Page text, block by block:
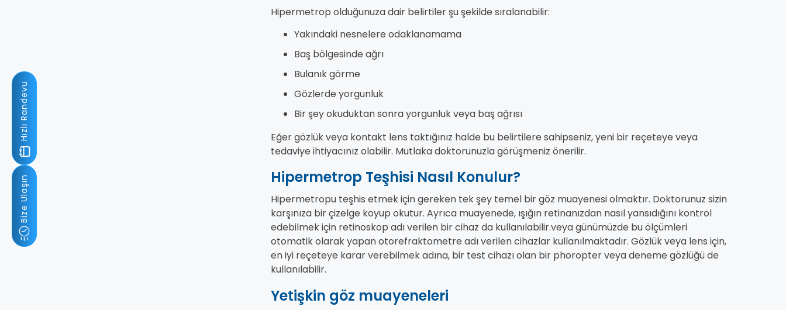
Hipermetrop olduğunuza dair belirtiler şu şekilde sıralanabilir:
Yakındaki nesnelere odaklanamama
Baş bölgesinde ağrı
Bulanık görme
Gözlerde yorgunluk
Bir şey okuduktan sonra yorgunluk veya baş ağrısı
Eğer gözlük veya kontakt lens taktığınız halde bu belirtilere sahipseniz, yeni bir reçeteye veya
tedaviye ihtiyacınız olabilir. Mutlaka doktorunuzla görüşmeniz önerilir.
Hipermetrop Teşhisi Nasıl Konulur?
Hipermetropu teşhis etmek için gereken tek şey temel bir göz muayenesi olmaktır. Doktorunuz sizin
karşınıza bir çizelge koyup okutur. Ayrıca muayenede, ışığın retinanızdan nasıl yansıdığını kontrol
edebilmek için retinoskop adı verilen bir cihaz da kullanılabilir.veya günümüzde bu ölçümleri
otomatik olarak yapan otorefraktometre adı verilen cihazlar kullanılmaktadır. Gözlük veya lens için,
en iyi reçeteye karar verebilmek adına, bir test cihazı olan bir phoropter veya deneme gözlüğü de
kullanılabilir.
Yetişkin göz muayeneleri
Hızlı Randevu
Bize Ulaşın